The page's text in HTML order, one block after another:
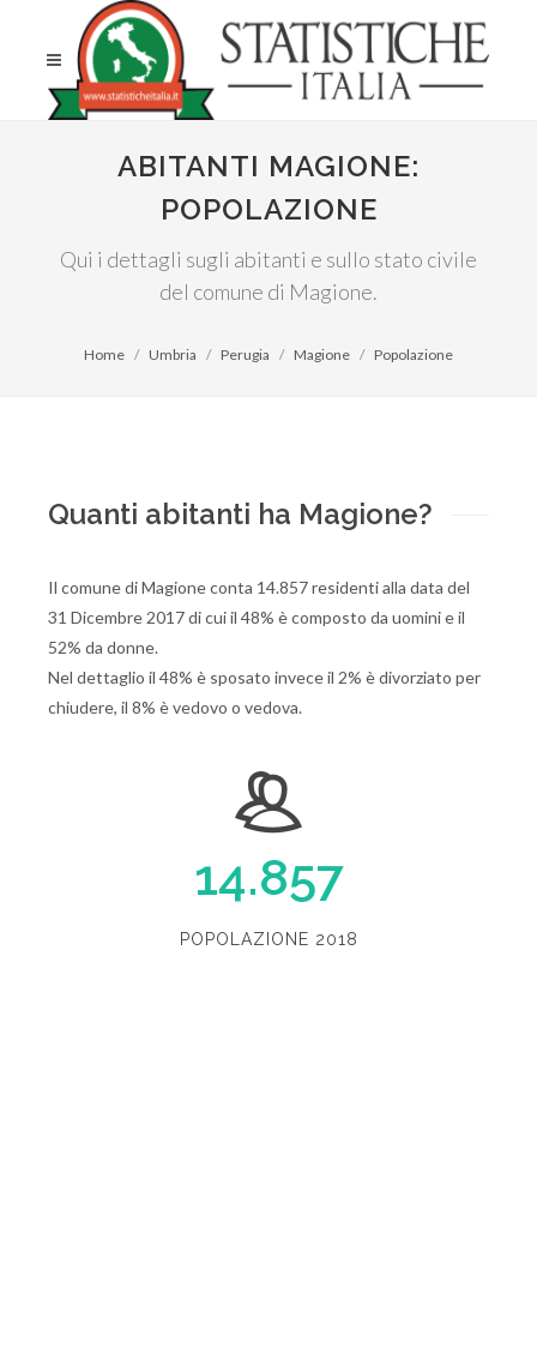
ABITANTI MAGIONE:
POPOLAZIONE
Qui i dettagli sugli abitanti e sullo stato civile
del comune di Magione.
Home Umbria Perugia Magione Popolazione
Quanti abitanti ha Magione?
Il comune di Magione conta 14.857 residenti alla data del
31 Dicembre 2017 di cui il 48% è composto da uomini e il
52% da donne.
Nel dettaglio il 48% è sposato invece il 2% è divorziato per
chiudere, il 8% è vedovo o vedova.
14.857
POPOLAZIONE 2018